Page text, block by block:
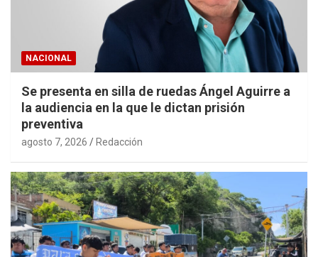
NACIONAL
Se presenta en silla de ruedas Ángel Aguirre a
la audiencia en la que le dictan prisión
preventiva
agosto 7, 2026 Redacción